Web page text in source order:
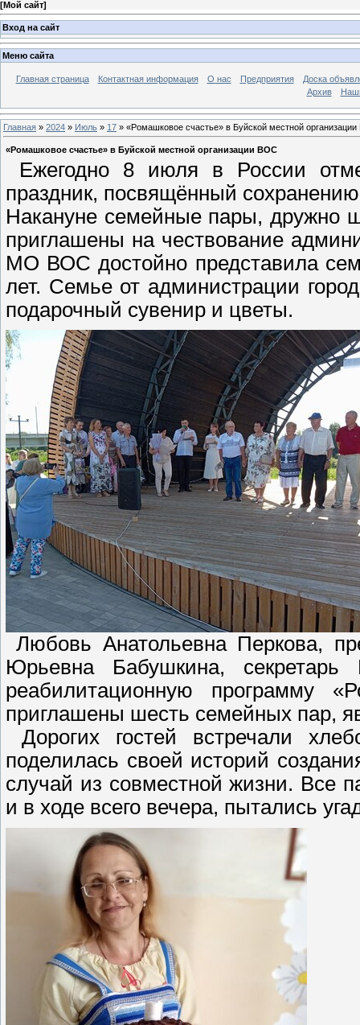
[Мой сайт]
Вход на сайт
Меню сайта
Главная страница Контактная информация О нас Предприятия
Доска
Архив
Главная » 2024 » Июль » 17 » «Ромашковое счастье» в Буйской местной
«Ромашковое счастье» в Буйской местной организации ВОС
Ежегодно 8 июля в России
праздник, посвящённый
Накануне семейные пары, дружно
приглашены на чествование
МО ВОС достойно представила
лет. Семье от администрации
подарочный сувенир и цветы.
Любовь Анатольевна Перкова,
Юрьевна Бабушкина,
реабилитационную программу
приглашены шесть семейных пар,
Дорогих гостей встречали
поделилась своей историй
случай из совместной жизни. Все
и в ходе всего вечера, пытались